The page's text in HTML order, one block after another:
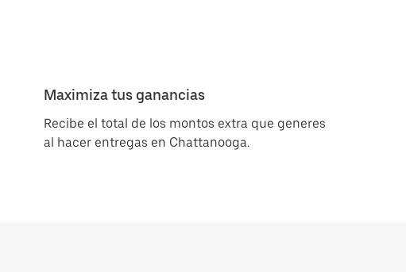
Maximiza tus ganancias
Recibe el total de los montos extra que generes
al hacer entregas en Chattanooga.